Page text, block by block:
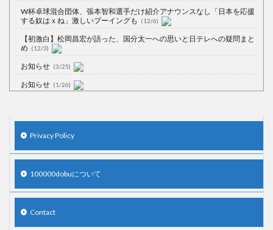
W杯卓球混合団体、張本智和選手だけ紹介アナウンスなし「日本を応援
する奴はｘね」激しいブーイングも
(12/6)
【初激白】松岡昌宏が語った、国分太一への思いと日テレへの疑問まと
め (12/3)
お知らせ (3/25)
お知らせ (1/26)
(7/13)
Privacy Policy
100000dobuについて
Contact